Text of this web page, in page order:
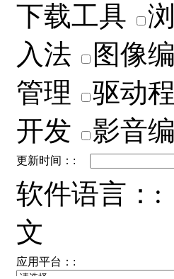
下载工具
入法
图像
管理
驱动
开发
影音
更新时间：:
软件语言：:
文
应用平台：: